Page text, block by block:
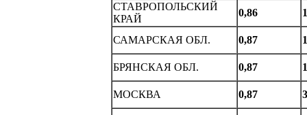
СТАВРОПОЛЬСКИЙ
КРАЙ
0,86
САМАРСКАЯ ОБЛ. 0,87
БРЯНСКАЯ ОБЛ. 0,87
МОСКВА 0,87